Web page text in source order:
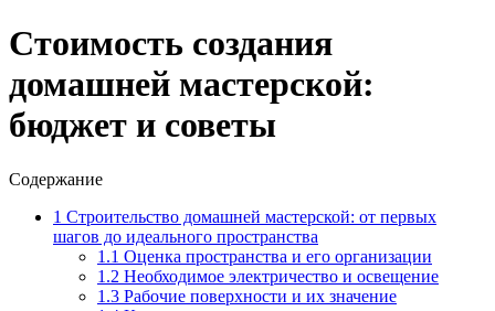
Стоимость создания
домашней мастерской:
бюджет и советы
Содержание
1 Строительство домашней мастерской: от первых
шагов до идеального пространства
1.1 Оценка пространства и его организации
1.2 Необходимое электричество и освещение
1.3 Рабочие поверхности и их значение